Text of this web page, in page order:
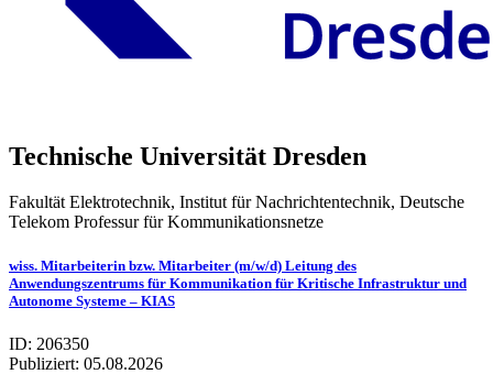
Technische Universität Dresden
Fakultät Elektrotechnik, Institut für Nachrichtentechnik, Deutsche
Telekom Professur für Kommunikationsnetze
wiss. Mitarbeiterin bzw. Mitarbeiter (m/w/d) Leitung des
Anwendungszentrums für Kommunikation für Kritische Infrastruktur und
Autonome Systeme – KIAS
ID: 206350
Publiziert: 05.08.2026